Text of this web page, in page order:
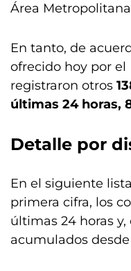
Área
En tanto, de
ofrecido hoy por el
registraron otros
últimas 24 horas,
Detalle por
En el siguiente
primera cifra, los
últimas 24 horas
acumulados